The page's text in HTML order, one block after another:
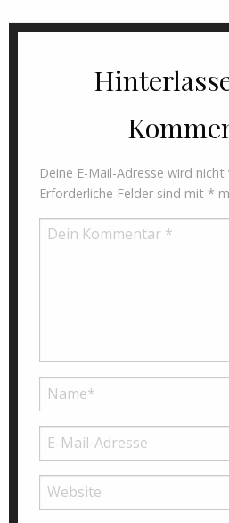
Deine E-Mail-Adresse wird
Erforderliche Felder sind mit *